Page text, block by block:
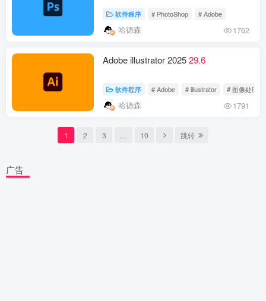
软件程序 # PhotoShop # Adob​​e
哈德森 1762
Adobe illustrator 202529.6
软件程序 # Adobe # illustrator # 图像处理
哈德森 1791
1 2 3 10 跳转
广告